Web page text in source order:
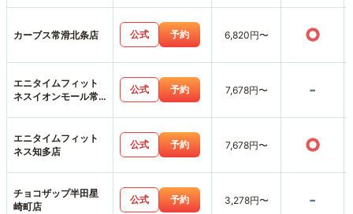
カーブス常滑北条店 公式 予約 6,820円〜 ○
エニタイムフィット
ネスイオンモール常
公式 予約 7,678円〜 -
エニタイムフィット
ネス知多店
公式 予約 7,678円〜 ○
チョコザップ半田星
崎町店
公式 予約 3,278円〜 -